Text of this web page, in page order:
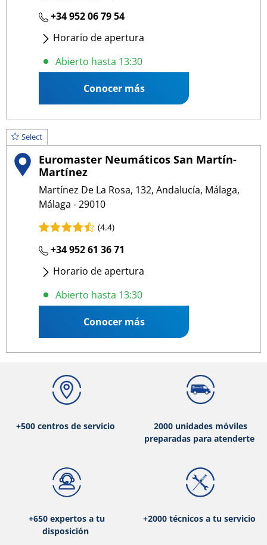
+34 952 06 79 54
Horario de apertura
Lunes- Viernes:08:30 13:30
Sábado:09:00 13:30
Abierto hasta 13:30
Conocer más
Select
Euromaster Neumáticos San Martín-
Martínez
Martínez De La Rosa, 132, Andalucía, Málaga,
Málaga - 29010
(4.4)
+34 952 61 36 71
Horario de apertura
Lunes- Viernes:09:00 13:30
Sábado:09:00 13:30
Abierto hasta 13:30
Conocer más
+500 centros de servicio
2000 unidades móviles
preparadas para atenderte
+650 expertos a tu
disposición
+2000 técnicos a tu servicio